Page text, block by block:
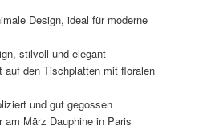
Design, ideal für moderne
stilvoll und elegant
auf den Tischplatten mit floralen
und gut gegossen
März Dauphine in Paris